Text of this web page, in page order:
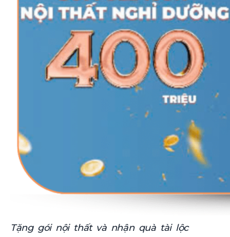
Tặng gói nội thất và nhận quà tài lộc